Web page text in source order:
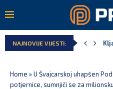
NAJNOVIJE VIJESTI:
Home »U Švajcarskoj uhapšen
potjernice, sumnjiči se za